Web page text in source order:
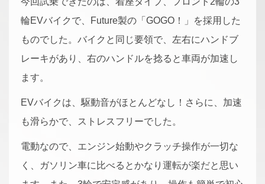
輪EVバイクで、Future製の「GOGO！」を採用した
ものでした。バイクと同じ要領で、左右にハンドブ
レーキがあり、右のハンドルを捻ると車両が加速し
ます。
EVバイクは、駆動音がほとんどなし！さらに、加速
も滑らかで、ストレスフリーでした。
電動なので、エンジン始動やクラッチ操作が一切な
く、ガソリン車に比べるとかなり運転が楽だと思い